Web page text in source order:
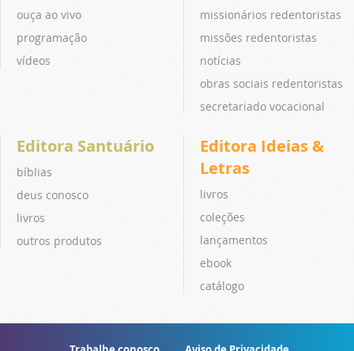
ouça ao vivo
programação
vídeos
missionários redentoristas
missões redentoristas
notícias
obras sociais redentoristas
secretariado vocacional
Editora Santuário
bíblias
deus conosco
livros
outros produtos
Editora Ideias &
Letras
livros
coleções
lançamentos
ebook
catálogo